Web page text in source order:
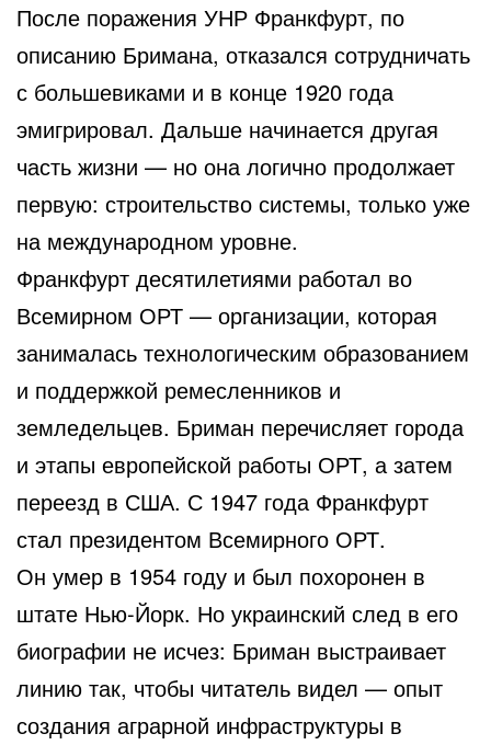
После поражения УНР Франкфурт, по
описанию Бримана, отказался сотрудничать
с большевиками и в конце 1920 года
эмигрировал. Дальше начинается другая
часть жизни — но она логично продолжает
первую: строительство системы, только уже
на международном уровне.
Франкфурт десятилетиями работал во
Всемирном ОРТ — организации, которая
занималась технологическим образованием
и поддержкой ремесленников и
земледельцев. Бриман перечисляет города
и этапы европейской работы ОРТ, а затем
переезд в США. С 1947 года Франкфурт
стал президентом Всемирного ОРТ.
Он умер в 1954 году и был похоронен в
штате Нью-Йорк. Но украинский след в его
биографии не исчез: Бриман выстраивает
линию так, чтобы читатель видел — опыт
создания аграрной инфраструктуры в